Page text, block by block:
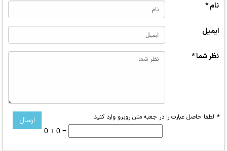
نام *
ایمیل
نظر شما *
* لطفا حاصل عبارت را در جعبه متن روبرو وارد کنید
0 + 0 =